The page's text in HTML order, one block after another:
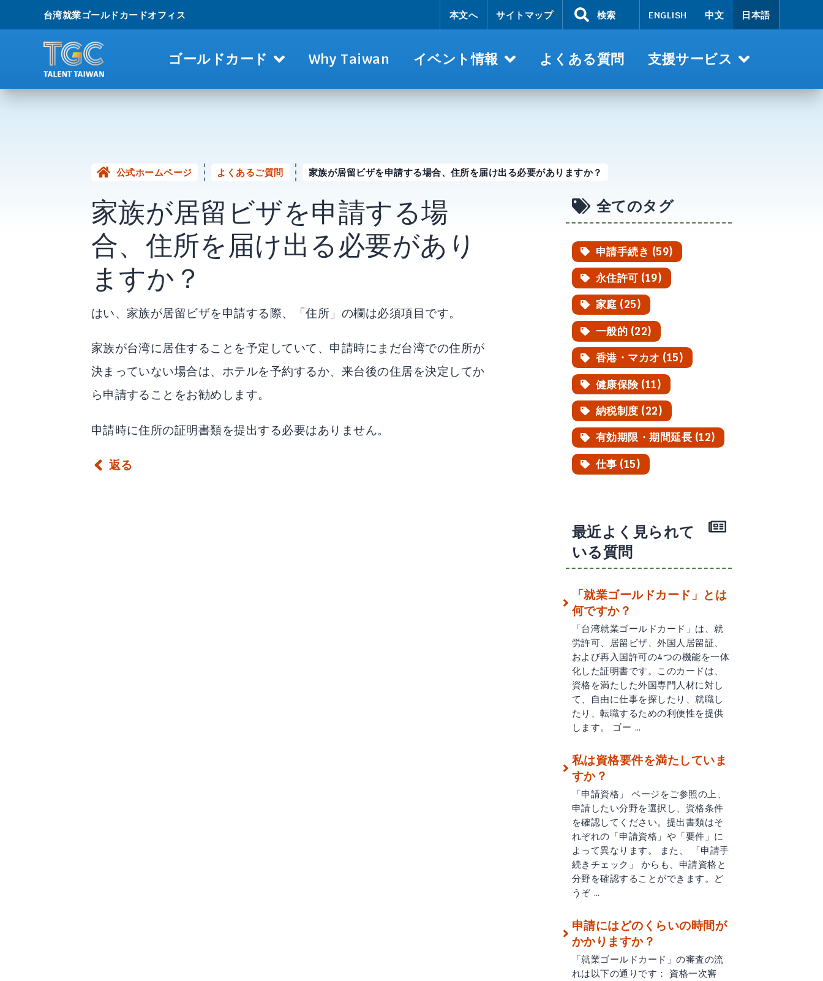
台湾就業ゴールドカードオフィス 本文へ サイトマップ 検索 ENGLISH 中文 日本語
ゴールドカード Why Taiwan イベント情報 よくある質問 支援サービス
公式ホームページ よくあるご質問 家族が居留ビザを申請する場合、住所を届け出る必要がありますか？
家族が居留ビザを申請する場
合、住所を届け出る必要があり
ますか？
はい、家族が居留ビザを申請する際、「住所」の欄は必須項目です。
家族が台湾に居住することを予定していて、申請時にまだ台湾での住所が
決まっていない場合は、ホテルを予約するか、来台後の住居を決定してか
ら申請することをお勧めします。
申請時に住所の証明書類を提出する必要はありません。
返る
全てのタグ
申請手続き (59)
永住許可 (19)
家庭 (25)
一般的 (22)
香港・マカオ (15)
健康保険 (11)
納税制度 (22)
有効期限・期間延長 (12)
仕事 (15)
最近よく見られて
いる質問
「就業ゴールドカード」とは
何ですか？
「台湾就業ゴールドカード」は、就
労許可、居留ビザ、外国人居留証、
および再入国許可の4つの機能を一体
化した証明書です。このカードは、
資格を満たした外国専門人材に対し
て、自由に仕事を探したり、就職し
たり、転職するための利便性を提供
します。 ゴー …
私は資格要件を満たしていま
すか？
「申請資格」 ページをご参照の上、
申請したい分野を選択し、資格条件
を確認してください。提出書類はそ
れぞれの「申請資格」や「要件」に
よって異なります。 また、 「申請手
続きチェック」 からも、申請資格と
分野を確認することができます。ど
うぞ …
申請にはどのくらいの時間が
かかりますか？
「就業ゴールドカード」の審査の流
れは以下の通りです： 資格一次審